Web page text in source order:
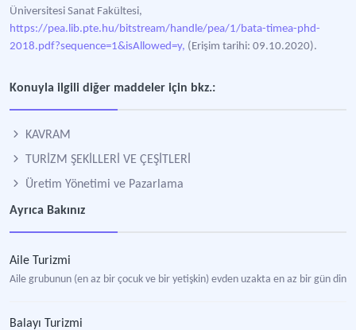
Üniversitesi Sanat Fakültesi,
https://pea.lib.pte.hu/bitstream/handle/pea/1/bata-timea-phd-
2018.pdf?sequence=1&isAllowed=y, (Erişim tarihi: 09.10.2020).
Konuyla ilgili diğer maddeler için bkz.:
KAVRAM
TURİZM ŞEKİLLERİ VE ÇEŞİTLERİ
Üretim Yönetimi ve Pazarlama
Ayrıca Bakınız
Aile Turizmi
Aile grubunun (en az bir çocuk ve bir yetişkin) evden uzakta en az bir gün
Balayı Turizmi